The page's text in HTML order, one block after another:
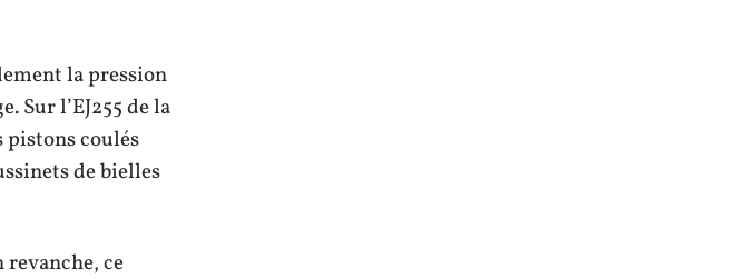
la pression
Sur l’EJ255 de la
pistons coulés
de bielles
revanche, ce